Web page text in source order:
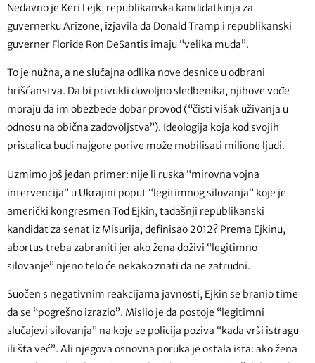
Nedavno je Keri Lejk, republikanska kandidatkinja za
guvernerku Arizone, izjavila da Donald Tramp i republikanski
guverner Floride Ron DeSantis imaju “velika muda”.
To je nužna, a ne slučajna odlika nove desnice u odbrani
hrišćanstva. Da bi privukli dovoljno sledbenika, njihove vođe
moraju da im obezbede dobar provod (“čisti višak uživanja u
odnosu na obična zadovoljstva”). Ideologija koja kod svojih
pristalica budi najgore porive može mobilisati milione ljudi.
Uzmimo još jedan primer: nije li ruska “mirovna vojna
intervencija” u Ukrajini poput “legitimnog silovanja” koje je
američki kongresmen Tod Ejkin, tadašnji republikanski
kandidat za senat iz Misurija, definisao 2012? Prema Ejkinu,
abortus treba zabraniti jer ako žena doživi “legitimno
silovanje” njeno telo će nekako znati da ne zatrudni.
Suočen s negativnim reakcijama javnosti, Ejkin se branio time
da se “pogrešno izrazio”. Mislio je da postoje “legitimni
slučajevi silovanja” na koje se policija poziva “kada vrši istragu
ili šta već”. Ali njegova osnovna poruka je ostala ista: ako žena